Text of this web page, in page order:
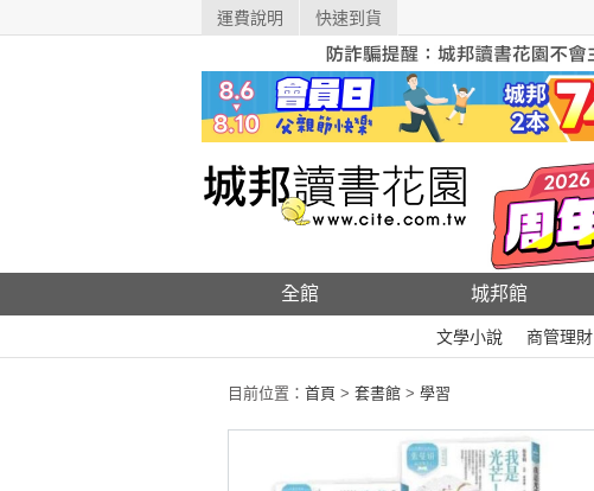
運費說明 快速到貨
全館 城邦館
文學小說 商管理財
目前位置： 首頁 > 套書館 > 學習